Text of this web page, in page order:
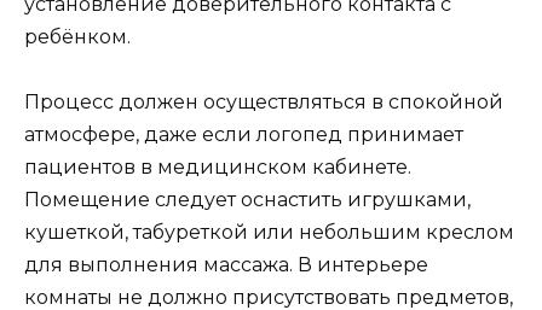
ребёнком.
Процесс должен осуществляться в спокойной
атмосфере, даже если логопед принимает
пациентов в медицинском кабинете.
Помещение следует оснастить игрушками,
кушеткой, табуреткой или небольшим креслом
для выполнения массажа. В интерьере
комнаты не должно присутствовать предметов,